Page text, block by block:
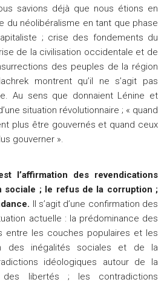
savions déjà que nous étions en
du néolibéralisme en tant que phase
; crise des fondements du
de la civilisation occidentale et de
des peuples de la région
montrent qu’il ne s’agit pas
Au sens que donnaient Lénine et
situation révolutionnaire ; « quand
plus être gouvernés et quand ceux
gouverner ».
l’affirmation des revendications
sociale ; le refus de la corruption ;
Il s’agit d’une confirmation des
actuelle : la prédominance des
entre les couches populaires et les
des inégalités sociales et de la
idéologiques autour de la
des libertés ; les contradictions